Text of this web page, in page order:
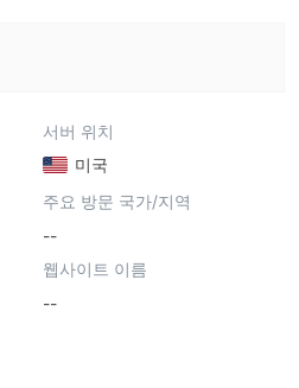
서버 위치
미국
주요 방문 국가/지역
--
웹사이트 이름
--